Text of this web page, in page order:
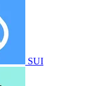
SUI